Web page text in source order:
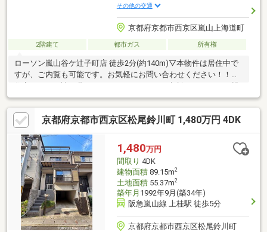
その他の交通
京都府京都市西京区嵐山上海道町
2階建て 都市ガス 所有権
ローソン嵐山谷ケ辻子町店 徒歩2分(約140m)▽本物件は居住中で
すが、ご内覧も可能です。お気軽にお問い合わせください！！▼
切丁寧にご説明させていただきます！！
京都府京都市西京区松尾鈴川町 1,480万円 4DK
1,480万円
間取り 4DK
建物面積89.15m2
土地面積55.37m2
築年月 1992年9月(築34年)
阪急嵐山線 上桂駅 徒歩5分
京都府京都市西京区松尾鈴川町